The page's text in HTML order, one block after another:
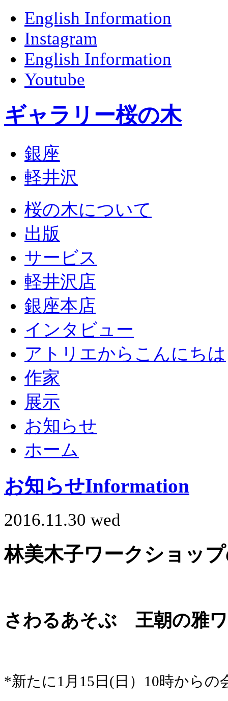
English Information
Instagram
English Information
Youtube
ギャラリー桜の木
銀座
軽井沢
桜の木について
出版
サービス
軽井沢店
銀座本店
インタビュー
アトリエからこんにちは
作家
展示
お知らせ
ホーム
お知らせInformation
2016.11.30 wed
林美木子ワークショッ
さわるあそぶ 王朝の雅
*新たに1月15日(日）10時からの